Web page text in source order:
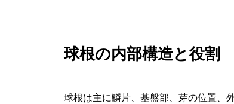
球根の内部構造と役割
球根は主に鱗片、基盤部、芽の位置、